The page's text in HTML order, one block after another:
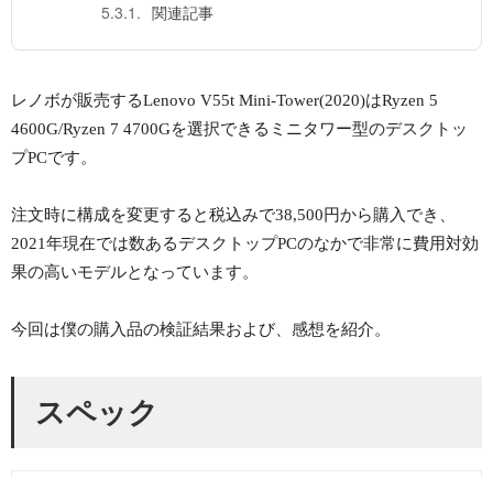
関連記事
レノボが販売するLenovo V55t Mini-Tower(2020)はRyzen 5
4600G/Ryzen 7 4700Gを選択できるミニタワー型のデスクトッ
プPCです。
注文時に構成を変更すると税込みで38,500円から購入でき、
2021年現在では数あるデスクトップPCのなかで非常に費用対効
果の高いモデルとなっています。
今回は僕の購入品の検証結果および、感想を紹介。
スペック